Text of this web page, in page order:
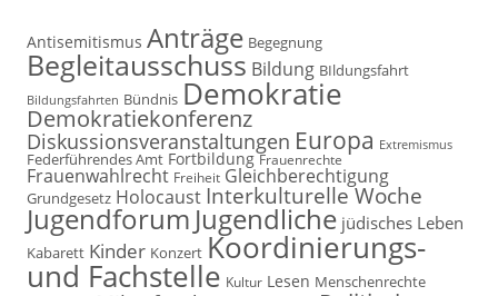
Antisemitismus Anträge Begegnung
Begleitausschuss Bildung BIldungsfahrt
Bildungsfahrten Bündnis Demokratie
Demokratiekonferenz
Diskussionsveranstaltungen Europa Extremismus
Federführendes Amt Fortbildung Frauenrechte
Frauenwahlrecht Freiheit Gleichberechtigung
Grundgesetz Holocaust Interkulturelle Woche
Jugendforum Jugendliche jüdisches Leben
Kabarett Kinder Konzert Koordinierungs-
und Fachstelle Kultur Lesen Menschenrechte